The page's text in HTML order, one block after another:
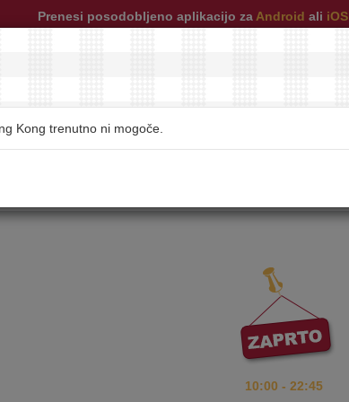
Prenesi posodobljeno aplikacijo za Android ali iOS
10:00 - 22:45
Kong trenutno ni mogoče.